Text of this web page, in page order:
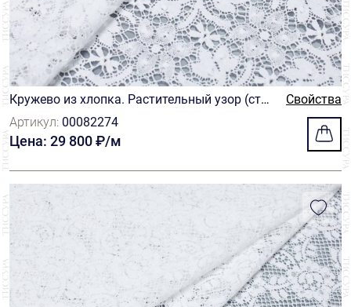
Кружево из хлопка. Растительный узор (сти
лизованные цветы, ветви, листья). Имитаци
я коклюшечных кружев. Цвет белый
Свойства
Артикул: 00082274
Цена: 29 800 ₽/м